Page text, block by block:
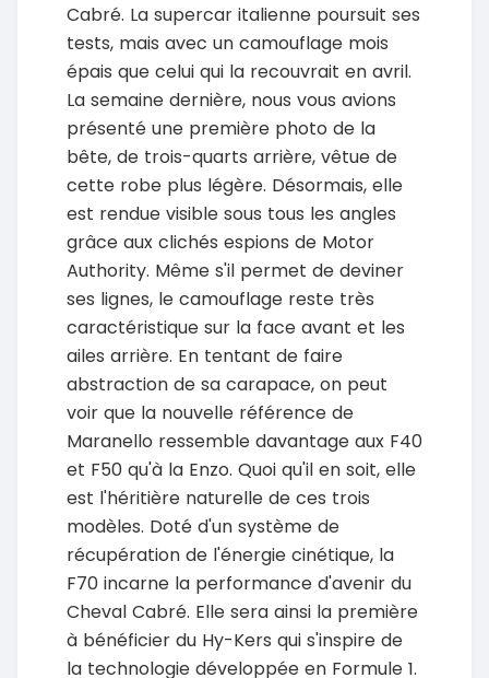
Cabré. La supercar italienne poursuit ses
tests, mais avec un camouflage mois
épais que celui qui la recouvrait en avril.
La semaine dernière, nous vous avions
présenté une première photo de la
bête, de trois-quarts arrière, vêtue de
cette robe plus légère. Désormais, elle
est rendue visible sous tous les angles
grâce aux clichés espions de Motor
Authority. Même s'il permet de deviner
ses lignes, le camouflage reste très
caractéristique sur la face avant et les
ailes arrière. En tentant de faire
abstraction de sa carapace, on peut
voir que la nouvelle référence de
Maranello ressemble davantage aux F40
et F50 qu'à la Enzo. Quoi qu'il en soit, elle
est l'héritière naturelle de ces trois
modèles. Doté d'un système de
récupération de l'énergie cinétique, la
F70 incarne la performance d'avenir du
Cheval Cabré. Elle sera ainsi la première
à bénéficier du Hy-Kers qui s'inspire de
la technologie développée en Formule 1.